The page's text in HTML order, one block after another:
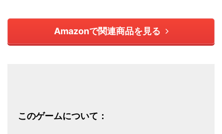
Amazonで関連商品を見る
このゲームについて：